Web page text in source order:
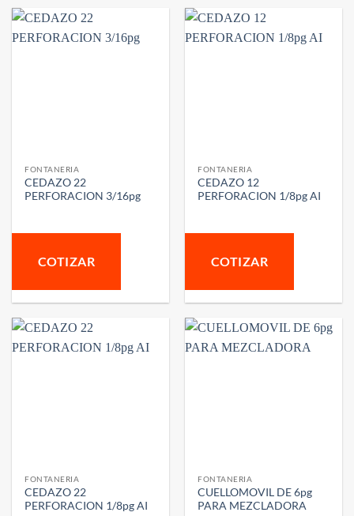
FONTANERIA
CEDAZO 22
PERFORACION 3/16pg
COTIZAR
FONTANERIA
CEDAZO 12
PERFORACION 1/8pg AI
COTIZAR
FONTANERIA
CEDAZO 22
PERFORACION 1/8pg AI
FONTANERIA
CUELLOMOVIL DE 6pg
PARA MEZCLADORA